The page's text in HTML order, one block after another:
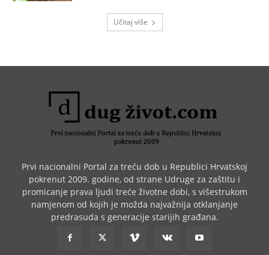
Učitaj više
Prvi nacionalni Portal za treću dob u Republici Hrvatskoj
pokrenut 2009. godine, od strane Udruge za zaštitu i
promicanje prava ljudi treće životne dobi, s višestrukom
namjenom od kojih je možda najvažnija otklanjanje
predrasuda s generacije starijih građana.